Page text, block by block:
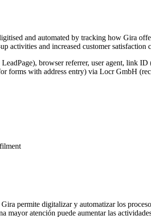
and automated by tracking how Gira
activities and increased customer satisfaction
browser referrer, user agent, link
forms with address entry) via Locr GmbH
permite digitalizar y automatizar los
atención puede aumentar las